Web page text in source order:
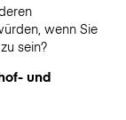
wenn Sie
sein?
und